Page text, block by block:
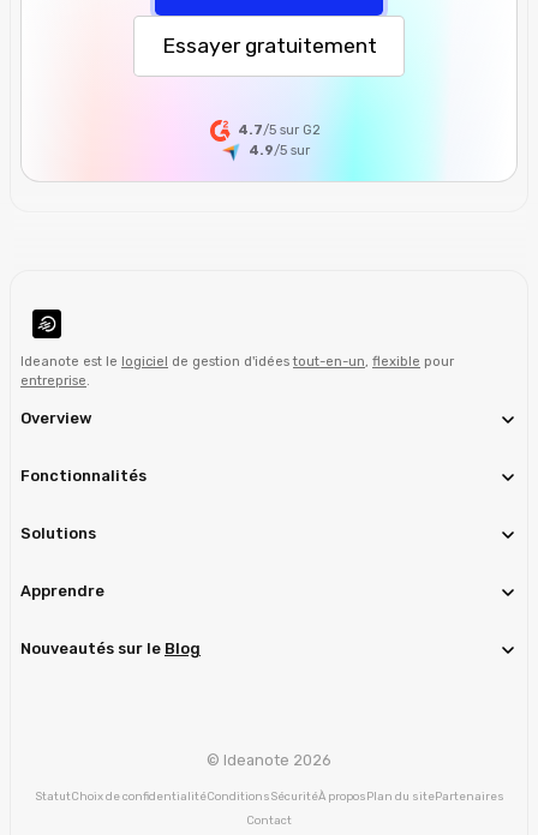
Essayer gratuitement
4.7/5 sur G2
4.9/5sur
Ideanote est le logiciel de gestion d'idéestout-en-un, flexible pour
entreprise.
Overview
Fonctionnalités
Solutions
Apprendre
Nouveautés sur le Blog
© Ideanote 2026
StatutChoix de confidentialitéConditionsSécuritéÀ proposPlan du sitePartenaires
Contact